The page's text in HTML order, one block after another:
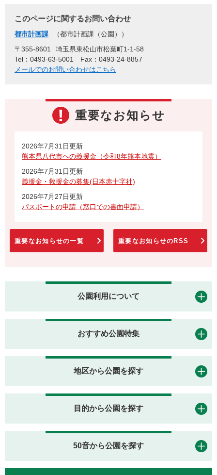
このページに関するお問い合わせ
都市計画課
都市計画課（公園）
〒355-8601
埼玉県東松山市松葉町1-1-58
Tel：0493-63-5001
Fax：0493-24-8857
メールでのお問い合わせはこちら
重要なお知らせ
2026年7月31日更新
熊本県八代市への義援金（令和8年熊本地震）
2026年7月31日更新
義援金・救援金の募集(日本赤十字社)
2026年7月27日更新
パスポートの申請（窓口での書面申請）
重要なお知らせの一覧 重要なお知らせのRSS
公園利用について
おすすめ公園特集
地区から公園を探す
目的から公園を探す
50音から公園を探す